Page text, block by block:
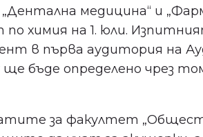
медицина“ и
по химия на 1. юли.
в първа аудитория на
бъде определено чрез
за факултет